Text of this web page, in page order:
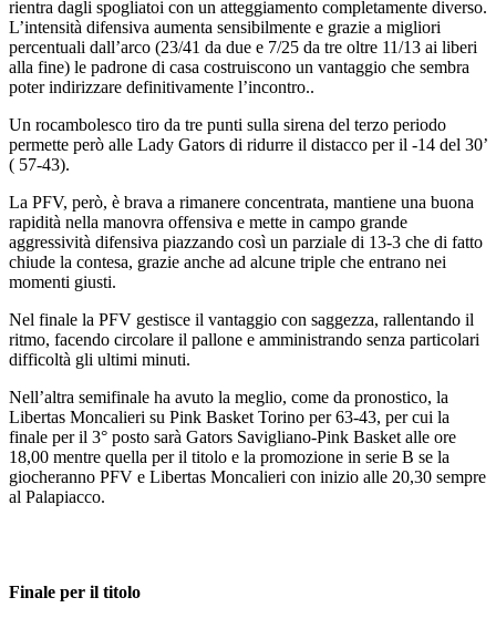
rientra dagli spogliatoi con un atteggiamento completamente diverso.
L’intensità difensiva aumenta sensibilmente e grazie a migliori
percentuali dall’arco (23/41 da due e 7/25 da tre oltre 11/13 ai liberi
alla fine) le padrone di casa costruiscono un vantaggio che sembra
poter indirizzare definitivamente l’incontro..
Un rocambolesco tiro da tre punti sulla sirena del terzo periodo
permette però alle Lady Gators di ridurre il distacco per il -14 del 30’
( 57-43).
La PFV, però, è brava a rimanere concentrata, mantiene una buona
rapidità nella manovra offensiva e mette in campo grande
aggressività difensiva piazzando così un parziale di 13-3 che di fatto
chiude la contesa, grazie anche ad alcune triple che entrano nei
momenti giusti.
Nel finale la PFV gestisce il vantaggio con saggezza, rallentando il
ritmo, facendo circolare il pallone e amministrando senza particolari
difficoltà gli ultimi minuti.
Nell’altra semifinale ha avuto la meglio, come da pronostico, la
Libertas Moncalieri su Pink Basket Torino per 63-43, per cui la
finale per il 3° posto sarà Gators Savigliano-Pink Basket alle ore
18,00 mentre quella per il titolo e la promozione in serie B se la
giocheranno PFV e Libertas Moncalieri con inizio alle 20,30 sempre
al Palapiacco.
Finale per il titolo